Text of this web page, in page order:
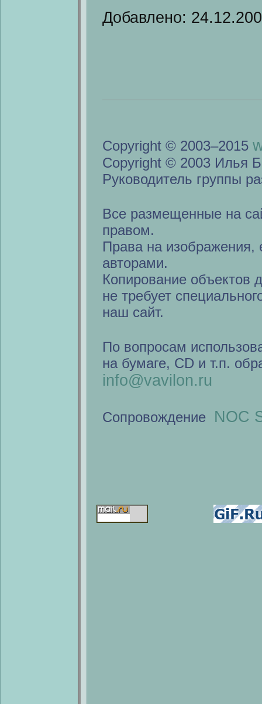
Добавлено:
Copyright © 2003–2015
Copyright © 2003 Илья
Руководитель группы
Все размещенные на
правом.
Права на изображения,
авторами.
Копирование объектов
не требует
наш сайт.
По вопросам
на бумаге, CD и т.п.
info@vavilon.ru
Сопровождение NOC